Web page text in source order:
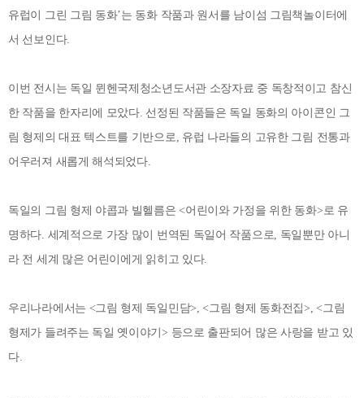
유럽이 그린 그림 동화’는 동화 작품과 원서를 남이섬 그림책놀이터에
서 선보인다.
이번 전시는 독일 뮌헨국제청소년도서관 소장자료 중 독창적이고 참신
한 작품을 한자리에 모았다. 선정된 작품들은 독일 동화의 아이콘인 그
림 형제의 대표 텍스트를 기반으로, 유럽 나라들의 고유한 그림 전통과
어우러져 새롭게 해석되었다.
독일의 그림 형제 야콥과 빌헬름은 <어린이와 가정을 위한 동화>로 유
명하다. 세계적으로 가장 많이 번역된 독일어 작품으로, 독일뿐만 아니
라 전 세계 많은 어린이에게 읽히고 있다.
우리나라에서는 <그림 형제 독일민담>, <그림 형제 동화전집>, <그림
형제가 들려주는 독일 옛이야기> 등으로 출판되어 많은 사랑을 받고 있
다.